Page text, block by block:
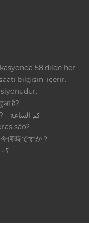
58 dilde her
bilgisini içerir.
हुआ है?
كم الساعة
são?
今何時ですか？